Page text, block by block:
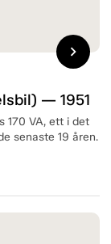
— 1951
170 VA, ett i det
senaste 19 åren.
chevron_right